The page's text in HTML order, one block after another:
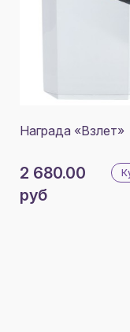
Награда «Взлет»
2 680.00
руб